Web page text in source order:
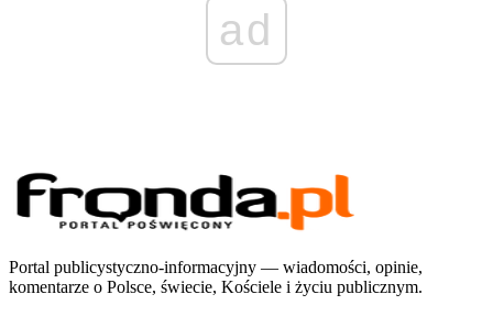
ad
Portal publicystyczno-informacyjny — wiadomości, opinie,
komentarze o Polsce, świecie, Kościele i życiu publicznym.